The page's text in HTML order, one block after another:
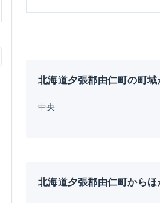
北海道夕張郡由仁町の町
中央
北海道夕張郡由仁町から